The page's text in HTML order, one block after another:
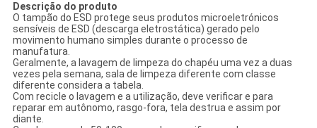
Descrição do produto
O tampão do ESD protege seus produtos microeletrónicos
sensíveis de ESD (descarga eletrostática) gerado pelo
movimento humano simples durante o processo de
manufatura.
Geralmente, a lavagem de limpeza do chapéu uma vez a duas
vezes pela semana, sala de limpeza diferente com classe
diferente considera a tabela.
Com recicle o lavagem e a utilização, deve verificar e para
reparar em autônomo, rasgo-fora, tela destrua e assim por
diante.